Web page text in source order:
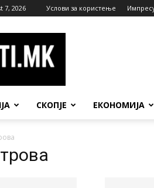
7, 2026 Услови за користење
СКОПЈЕ ЕКОНОМИЈА